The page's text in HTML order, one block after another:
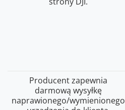
Producent zapewnia
darmową wysyłkę
naprawionego/wymienionego